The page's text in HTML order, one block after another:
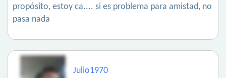
propósito, estoy ca.... si es problema para amistad, no
pasa nada
Julio1970